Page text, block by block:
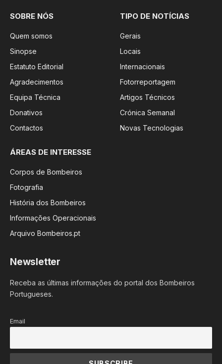
SOBRE NÓS
Quem somos
Sinopse
Estatuto Editorial
Agradecimentos
Equipa Técnica
Donativos
Contactos
TIPO DE NOTÍCIAS
Gerais
Locais
Internacionais
Fotorreportagem
Artigos Técnicos
Crónica Semanal
Novas Tecnologias
ÁREAS DE INTERESSE
Corpos de Bombeiros
Fotografia
História dos Bombeiros
Informações Operacionais
Arquivo Bombeiros.pt
Newsletter
Receba as últimas informações do portal dos Bombeiros
Portugueses.
Email